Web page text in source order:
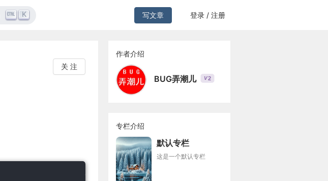
K 写文章 登录 / 注册
关 注
作者介绍
BUG弄潮儿 V2
专栏介绍
默认专栏
这是一个默认专栏